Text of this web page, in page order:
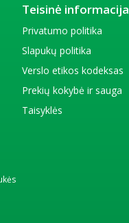
Teisinė informacija
Privatumo politika
Slapukų politika
Verslo etikos kodeksas
Prekių kokybė ir sauga
Taisyklės